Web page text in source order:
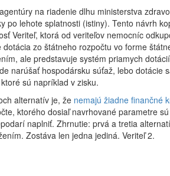
na riadenie dlhu ministerstva
po lehote splatnosti (istiny). Tento návrh
Veriteľ, ktorá od veriteľov nemocníc
zo štátneho rozpočtu vo forme
ale predstavuje systém priamych
narúšať hospodársku súťaž, lebo dotácie
sú napríklad v zisku.
alternatív je, že nemajú žiadne finančné
ktorého dosiaľ navrhované parametre
naplniť. Zhrnutie: prvá a tretia
Zostáva len jedna jediná. Veriteľ 2.